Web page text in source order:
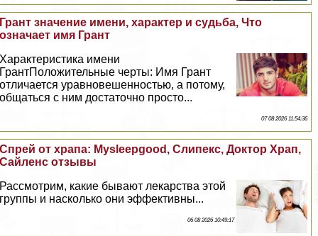
Грант значение имени, хаpaктер и судьба, Что
означает имя Грант
Хаpaктеристика имени
ГрантПоложительные черты: Имя Грант
отличается уравновешенностью, а потому,
общаться с ним достаточно просто...
07 08 2026 11:54:36
Спрей от храпа: Mysleepgood, Слипекс, Доктор Храп,
Сайленс отзывы
Рассмотрим, какие бывают лекарства этой
группы и насколько они эффективны...
06 08 2026 10:49:17